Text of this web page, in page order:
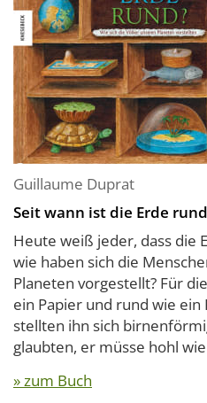
Guillaume Duprat
Seit wann ist die Erde
Heute weiß jeder, dass die
wie haben sich die
Planeten vorgestellt? Für
ein Papier und rund wie
stellten ihn sich
glaubten, er müsse hohl
» zum Buch